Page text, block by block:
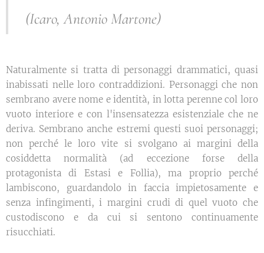
(Icaro, Antonio Martone)
Naturalmente si tratta di personaggi drammatici, quasi
inabissati nelle loro contraddizioni. Personaggi che non
sembrano avere nome e identità, in lotta perenne col loro
vuoto interiore e con l'insensatezza esistenziale che ne
deriva. Sembrano anche estremi questi suoi personaggi;
non perché le loro vite si svolgano ai margini della
cosiddetta normalità (ad eccezione forse della
protagonista di Estasi e Follia), ma proprio perché
lambiscono, guardandolo in faccia impietosamente e
senza infingimenti, i margini crudi di quel vuoto che
custodiscono e da cui si sentono continuamente
risucchiati.